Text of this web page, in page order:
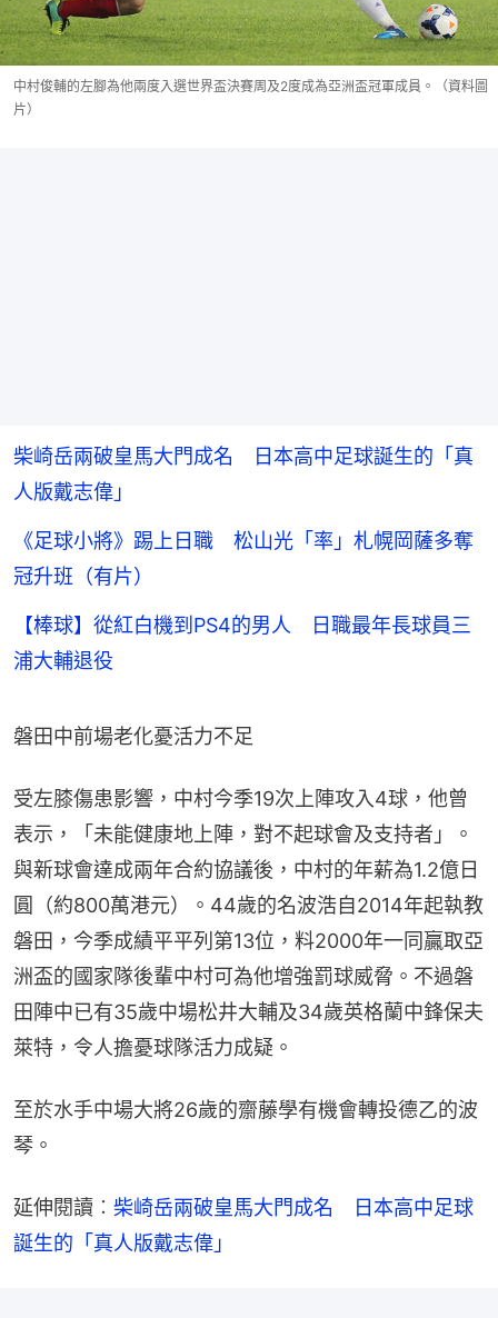
中村俊輔的左腳為他兩度入選世界盃決賽周及2度成為亞洲盃冠軍成員。（資料圖
片）
柴崎岳兩破皇馬大門成名 日本高中足球誕生的「真
人版戴志偉」
《足球小將》踢上日職 松山光「率」札幌岡薩多奪
冠升班（有片）
【棒球】從紅白機到PS4的男人 日職最年長球員三
浦大輔退役
磐田中前場老化憂活力不足
受左膝傷患影響，中村今季19次上陣攻入4球，他曾
表示，「未能健康地上陣，對不起球會及支持者」。
與新球會達成兩年合約協議後，中村的年薪為1.2億日
圓（約800萬港元）。44歲的名波浩自2014年起執教
磐田，今季成績平平列第13位，料2000年一同贏取亞
洲盃的國家隊後輩中村可為他增強罰球威脅。不過磐
田陣中已有35歲中場松井大輔及34歲英格蘭中鋒保夫
萊特，令人擔憂球隊活力成疑。
至於水手中場大將26歲的齋藤學有機會轉投德乙的波
琴。
延伸閱讀︰ 柴崎岳兩破皇馬大門成名　日本高中足球
誕生的「真人版戴志偉」